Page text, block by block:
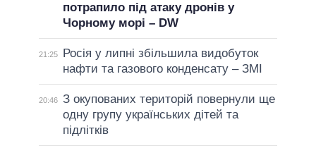
потрапило під атаку дронів у
Чорному морі – DW
21:25
Росія у липні збільшила видобуток
нафти та газового конденсату – ЗМІ
20:46 З окупованих територій повернули ще
одну групу українських дітей та
підлітків